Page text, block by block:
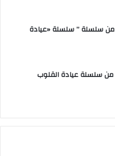
المقال رقم 5 من سلسلة ” سلسلة «عيادة